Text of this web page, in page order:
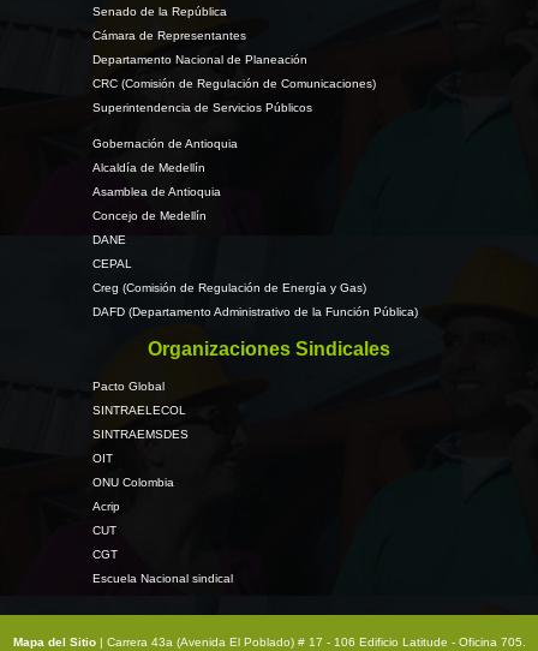
Senado de la República
Cámara de Representantes
Departamento Nacional de Planeación
CRC (Comisión de Regulación de Comunicaciones)
Superintendencia de Servicios Públicos
Gobernación de Antioquia
Alcaldía de Medellín
Asamblea de Antioquia
Concejo de Medellín
DANE
CEPAL
Creg (Comisión de Regulación de Energía y Gas)
DAFD (Departamento Administrativo de la Función Pública)
Organizaciones Sindicales
Pacto Global
SINTRAELECOL
SINTRAEMSDES
OIT
ONU Colombia
Acrip
CUT
CGT
Escuela Nacional sindical
Mapa del Sitio | Carrera 43a (Avenida El Poblado) # 17 - 106 Edificio Latitude - Oficina 705.